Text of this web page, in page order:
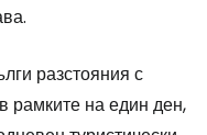
разстояния с
рамките на един ден,